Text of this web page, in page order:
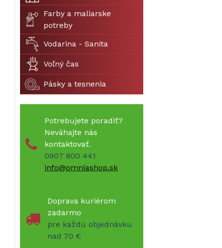
Farby a maliarske
potreby
Vodarina - Sanita
Voľný čas
Pásky a tesnenia
Potrebujete poradiť?
Neváhajte nás
kontaktovať.
0907 800 441
info@omniashop.sk
Doprava kuriérom
zadarmo
pre každú objednávku
nad 70 €